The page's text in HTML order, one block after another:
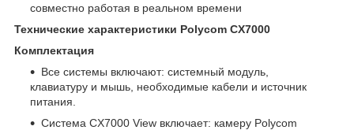
совместно работая в реальном времени
Технические характеристики Polycom CX7000
Комплектация
Все системы включают: системный модуль,
клавиатуру и мышь, необходимые кабели и источник
питания.
Система CX7000 View включает: камеру Polycom